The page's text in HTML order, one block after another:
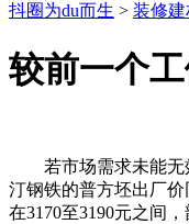
抖圈为du而生 > 装修
较前一个
若市场需求未能无
汀钢铁的普方坯出厂
在3170至3190元之间